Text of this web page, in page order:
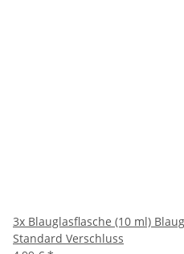
3x Blauglasflasche (10 ml)
Standard Verschluss